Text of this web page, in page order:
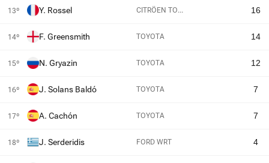
13º Y. Rossel CITRÖEN TO... 16
14º F. Greensmith TOYOTA 14
15º N. Gryazin TOYOTA 12
16º J. Solans Baldó TOYOTA 7
17º A. Cachón TOYOTA 7
18º J. Serderidis FORD WRT 4